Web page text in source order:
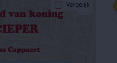
Vergelijk